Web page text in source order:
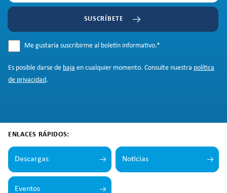
SUSCRÍBETE
Me gustaría suscribirme al boletín informativo.*
Es posible darse de baja en cualquier momento. Consulte nuestra política
de privacidad.
ENLACES RÁPIDOS:
Descargas Noticias
Eventos